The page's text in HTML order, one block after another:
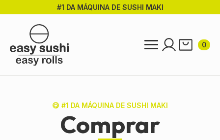
conteúdo
principal
#1 DA MÁQUINA DE SUSHI MAKI
0
😋 #1 DA MÁQUINA DE SUSHI MAKI
Comprar